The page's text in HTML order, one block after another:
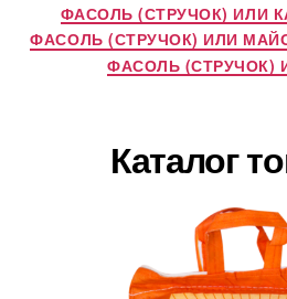
ФАСОЛЬ (СТРУЧОК) ИЛИ
ФАСОЛЬ (СТРУЧОК) ИЛИ
ФАСОЛЬ (СТРУЧОК)
Каталог